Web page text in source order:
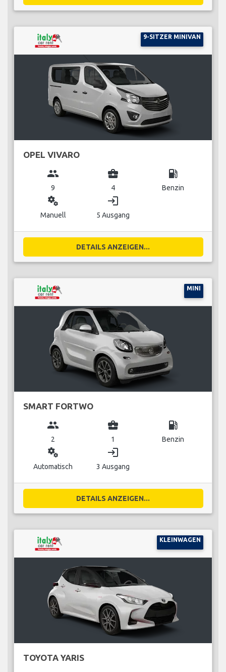
9-SITZER MINIVAN
OPEL VIVARO
group
9
business_center
4
local_gas_station
Benzin
miscellaneous_services
Manuell
login
5 Ausgang
DETAILS ANZEIGEN...
MINI
SMART FORTWO
group
2
business_center
1
local_gas_station
Benzin
miscellaneous_services
Automatisch
login
3 Ausgang
DETAILS ANZEIGEN...
KLEINWAGEN
TOYOTA YARIS